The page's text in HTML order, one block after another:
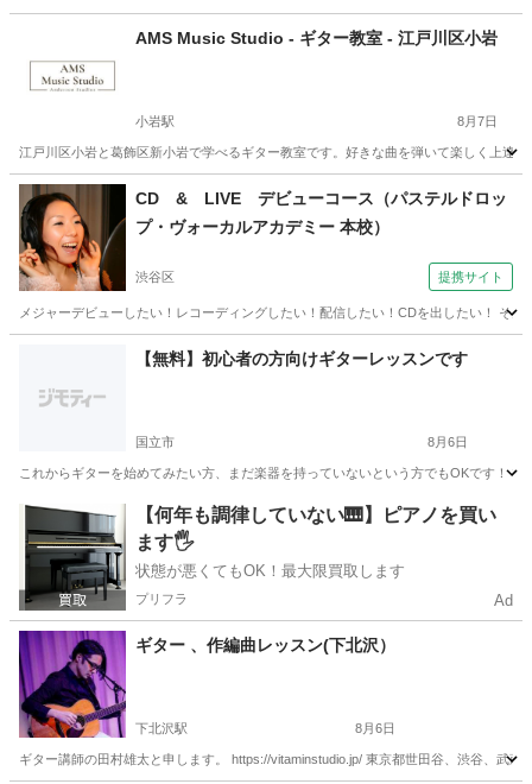
セッション
AMS Music Studio - ギター教室 - 江戸川区小岩
小岩駅 8月7日
江戸川区小岩と葛飾区新小岩で学べるギター教室です。好きな曲を弾いて楽しく上達
東京 江戸川区 CD & LIVE デビューコース（パステルドロッ
プ・ヴォーカルアカデミー 本校）
渋谷区 提携サイト
メジャーデビューしたい！レコーディングしたい！配信したい！CDを出したい！ そ
ボーカル
【無料】初心者の方向けギターレッスンです
国立市 8月6日
これからギターを始めてみたい方、まだ楽器を持っていないという方でもOKです！
東京 国立市 ギター 初心者
【何年も調律していない🎹】ピアノを買い
ます🖐️
状態が悪くてもOK！最大限買取します
プリフラ Ad
ギター 、作編曲レッスン(下北沢）
下北沢駅 8月6日
ギター講師の田村雄太と申します。 https://vitaminstudio.jp/ 東京都世田谷、渋谷、武